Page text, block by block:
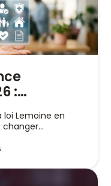
:
est
loi Lemoine en
changer
de leur contrat.
son assurance